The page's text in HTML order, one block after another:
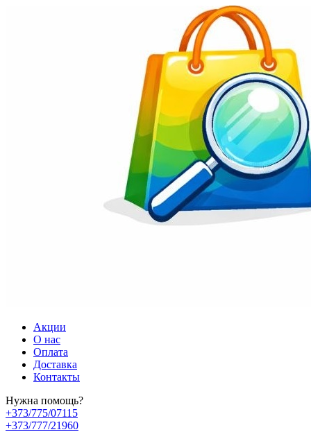
Акции
О нас
Оплата
Доставка
Контакты
Нужна помощь?
+373/775/07115
+373/777/21960